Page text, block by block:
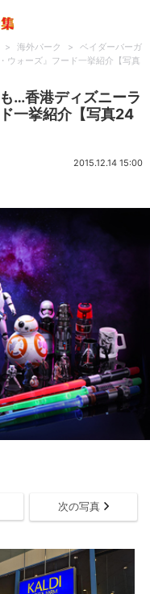
> 海外パーク >
ベイダーバーガ
ウォーズ』フード一挙紹介【写真
…香港ディズニーラ
一挙紹介【写真24
2015.12.14 15:00
次の写真